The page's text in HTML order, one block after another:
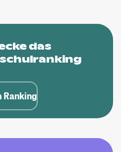
das
Ranking